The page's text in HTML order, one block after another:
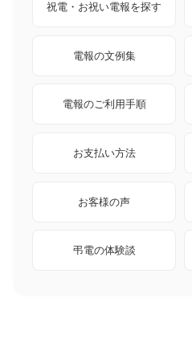
祝電・お祝い電報を探す
電報の文例集
電報のご利用手順
お支払い方法
お客様の声
弔電の体験談